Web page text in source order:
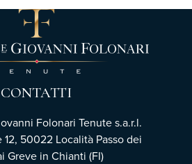
CONTATTI
Folonari Tenute s.a.r.l.
50022 Località Passo dei
Greve in Chianti (FI)